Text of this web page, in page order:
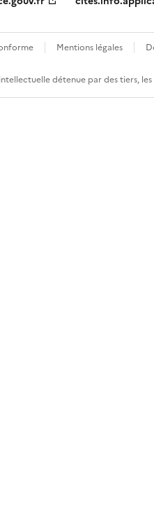
Mentions légales
détenue par des tiers,